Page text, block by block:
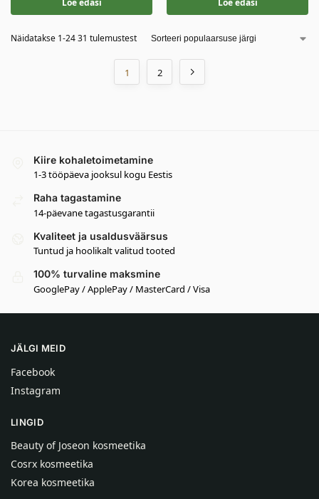
Loe edasi Loe edasi
Näidatakse 1-24 31 tulemustest
1 2
Kiire kohaletoimetamine
1-3 tööpäeva jooksul kogu Eestis
Raha tagastamine
14-päevane tagastusgarantii
Kvaliteet ja usaldusväärsus
Tuntud ja hoolikalt valitud tooted
100% turvaline maksmine
GooglePay / ApplePay / MasterCard / Visa
JÄLGI MEID
Facebook
Instagram
LINGID
Beauty of Joseon kosmeetika
Cosrx kosmeetika
Korea kosmeetika